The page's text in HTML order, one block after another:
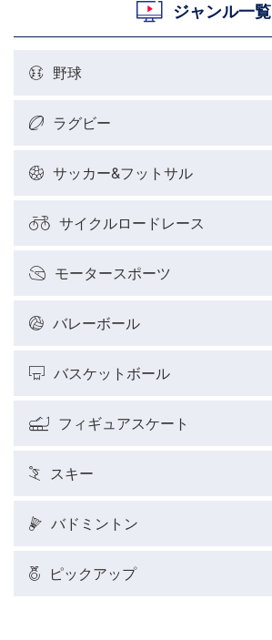
ジャンル一覧
野球
ラグビー
サッカー&フットサル
サイクルロードレース
モータースポーツ
バレーボール
バスケットボール
フィギュアスケート
スキー
バドミントン
ピックアップ